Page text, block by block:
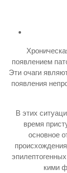
появлением
Эти очаги
появления
В этих
время
основное
кими